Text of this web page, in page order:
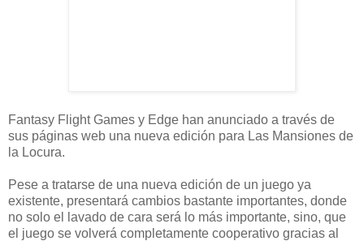
Fantasy Flight Games y Edge han anunciado a través de
sus páginas web una nueva edición para Las Mansiones de
la Locura.
Pese a tratarse de una nueva edición de un juego ya
existente, presentará cambios bastante importantes, donde
no solo el lavado de cara será lo más importante, sino, que
el juego se volverá completamente cooperativo gracias al